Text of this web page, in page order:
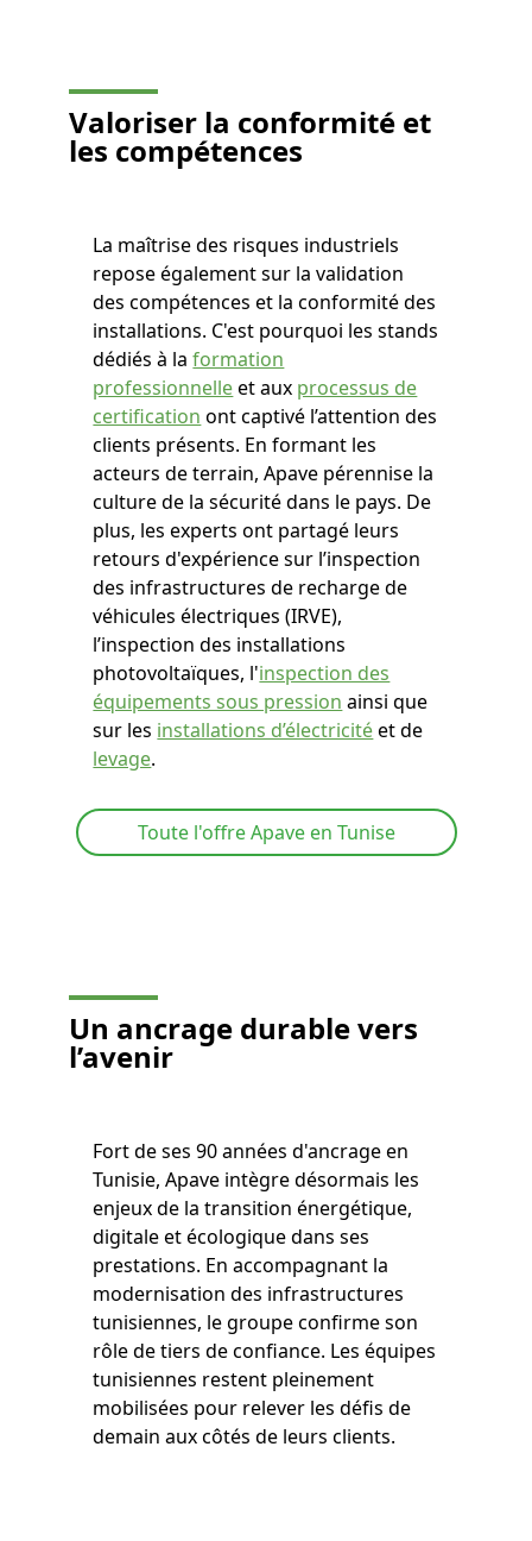
Valoriser la conformité et
les compétences
La maîtrise des risques industriels
repose également sur la validation
des compétences et la conformité des
installations. C'est pourquoi les stands
dédiés à laformation
professionnelleet aux processus de
certification ont captivé l’attention des
clients présents. En formant les
acteurs de terrain, Apave pérennise la
culture de la sécurité dans le pays. De
plus, les experts ont partagé leurs
retours d'expérience sur l’inspection
des infrastructures de recharge de
véhicules électriques (IRVE),
l’inspection des installations
photovoltaïques, l'inspection des
équipements sous pression ainsi que
sur les installations d’électricitéet de
levage.
Toute l'offre Apave en Tunise
Un ancrage durable vers
l’avenir
Fort de ses 90 années d'ancrage en
Tunisie, Apave intègre désormais les
enjeux de la transition énergétique,
digitale et écologique dans ses
prestations. En accompagnant la
modernisation des infrastructures
tunisiennes, le groupe confirme son
rôle de tiers de confiance. Les équipes
tunisiennes restent pleinement
mobilisées pour relever les défis de
demain aux côtés de leurs clients.